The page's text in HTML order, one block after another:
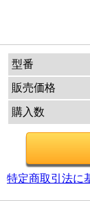
型番
販売価格
購入数
特定商取引法に